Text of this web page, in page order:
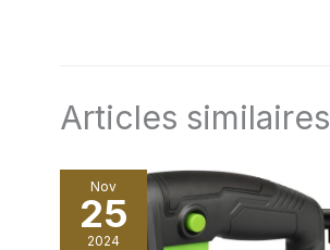
Articles similaires
Nov
25
2024